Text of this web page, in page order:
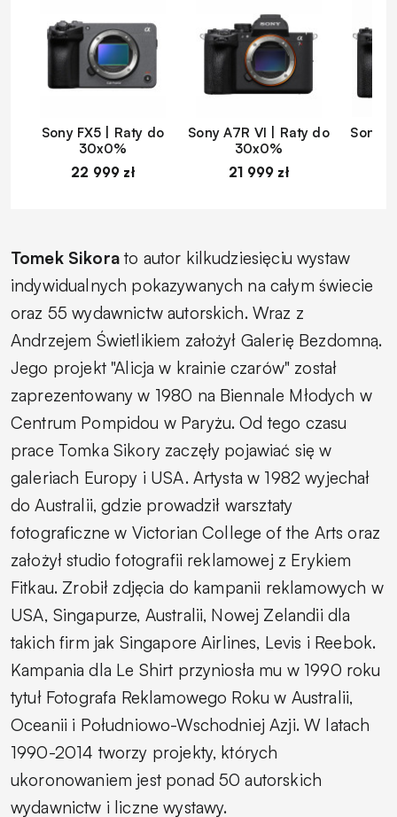
Sony FX5 | Raty do
30x0%
22 999 zł
Sony A7R VI | Raty do
30x0%
21 999 zł
Sony
Tomek Sikorato autor kilkudziesięciu wystaw
indywidualnych pokazywanych na całym świecie
oraz 55 wydawnictw autorskich. Wraz z
Andrzejem Świetlikiem założył Galerię Bezdomną.
Jego projekt "Alicja w krainie czarów" został
zaprezentowany w 1980 na Biennale Młodych w
Centrum Pompidou w Paryżu. Od tego czasu
prace Tomka Sikory zaczęły pojawiać się w
galeriach Europy i USA. Artysta w 1982 wyjechał
do Australii, gdzie prowadził warsztaty
fotograficzne w Victorian College of the Arts oraz
założył studio fotografii reklamowej z Erykiem
Fitkau. Zrobił zdjęcia do kampanii reklamowych w
USA, Singapurze, Australii, Nowej Zelandii dla
takich firm jak Singapore Airlines, Levis i Reebok.
Kampania dla Le Shirt przyniosła mu w 1990 roku
tytuł Fotografa Reklamowego Roku w Australii,
Oceanii i Południowo-Wschodniej Azji. W latach
1990-2014 tworzy projekty, których
ukoronowaniem jest ponad 50 autorskich
wydawnictw i liczne wystawy.